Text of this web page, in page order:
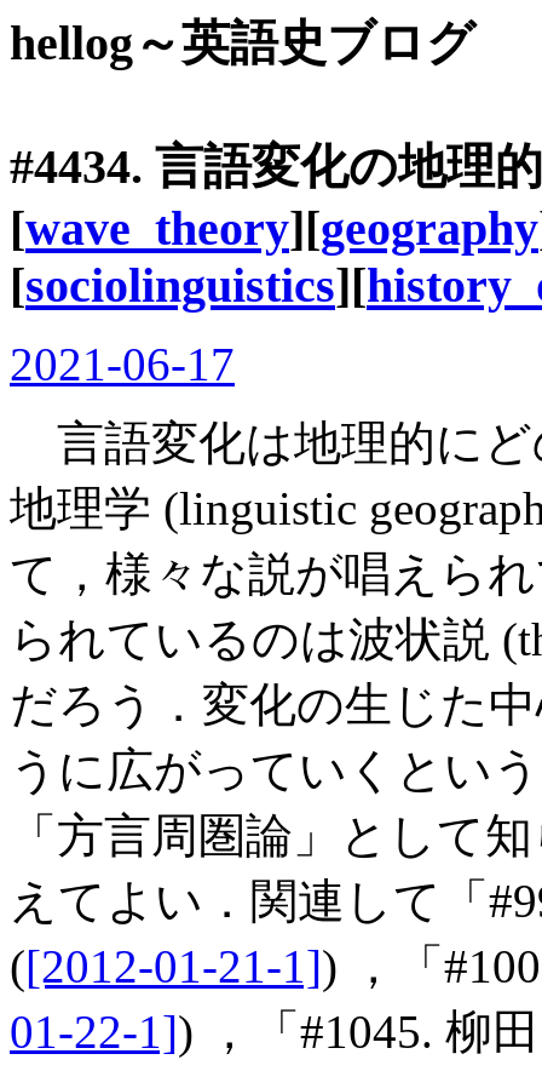
hellog～英語史ブログ
#4434. 言語変化の地理
[wave_theory][geography
[sociolinguistics][
2021-06-17
言語変化は地理的に
地理学 (linguistic
て，様々な説が唱えら
られているのは波状説
だろう．変化の生じた
うに広がっていくとい
「方言周圏論」として
えてよい．関連して「
([2012-01-21-1]) ，「
01-22-1]) ，「#1045. 柳